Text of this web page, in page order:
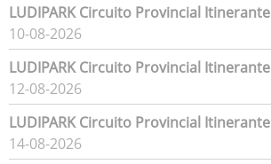
LUDIPARK Circuito Provincial Itinerante
10-08-2026
LUDIPARK Circuito Provincial Itinerante
12-08-2026
LUDIPARK Circuito Provincial Itinerante
14-08-2026